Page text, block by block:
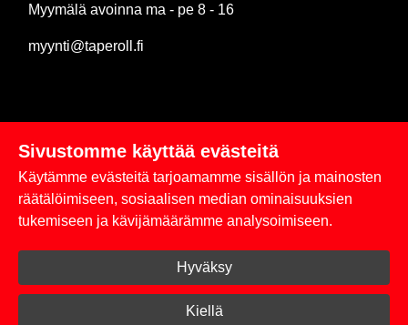
Myymälä avoinna ma - pe 8 - 16
myynti@taperoll.fi
Linkit
Rekisteriseloste
Toimitus- ja maksuehdot
Kirjaudu sisään
Sivustomme käyttää evästeitä
Käytämme evästeitä tarjoamamme sisällön ja mainosten
räätälöimiseen, sosiaalisen median ominaisuuksien
tukemiseen ja kävijämäärämme analysoimiseen.
Hyväksy
Kiellä